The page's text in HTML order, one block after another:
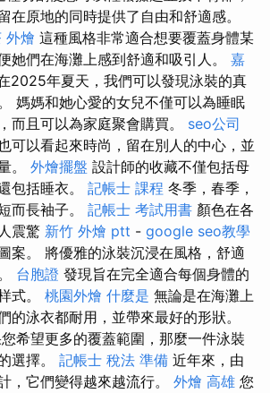
在原地的同時提供了自由和舒適感。
外燴 這種風格非常適合想要覆蓋身體某
她們在海灘上感到舒適和吸引人。 嘉
2025年夏天，我們可以發現泳裝的真
媽媽和她心愛的女兒不僅可以為睡眠
而且可以為家庭聚會購買。 seo公司
可以看起來時尚，留在別人的中心，並
。 外燴擺盤 設計師的收藏不僅包括母
包括睡衣。 記帳士 課程 冬季，春季，
而長袖子。 記帳士 考試用書 顏色在各
震驚 新竹 外燴 ptt - google seo教學
案。 將優雅的泳裝沉浸在風格，舒適
台胞證 發現旨在完全適合每個身體的
式。 桃園外燴 什麼是 無論是在海灘上
的泳衣都耐用，並帶來最好的形狀。
希望更多的覆蓋範圍，那麼一件泳裝
選擇。 記帳士 稅法 準備 近年來，由
，它們變得越來越流行。 外燴 高雄 您